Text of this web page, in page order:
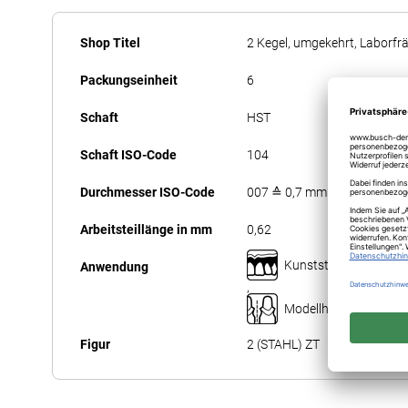
Anfang
springen
Mehr
Shop Titel 2 Kegel, umgekehrt,
Packungseinheit 6
Schaft HST
Schaft ISO-Code 104
Durchmesser ISO-Code 007 ≙ 0,7 mm
Arbeitsteillänge in mm 0,62
Anwendung
Kunststofftechnik
,
Modellherstellung
Figur 2 (STAHL) ZT